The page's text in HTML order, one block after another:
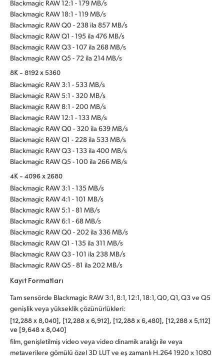
Blackmagic RAW 12:1 - 179 MB/s
Blackmagic RAW 18:1 - 119 MB/s
Blackmagic RAW Q0 - 238 ila 857 MB/s
Blackmagic RAW Q1 - 195 ila 476 MB/s
Blackmagic RAW Q3 - 107 ila 268 MB/s
Blackmagic RAW Q5 - 72 ila 214 MB/s
8K - 8192 x 5360
Blackmagic RAW 3:1 - 533 MB/s
Blackmagic RAW 5:1 - 320 MB/s
Blackmagic RAW 8:1 - 200 MB/s
Blackmagic RAW 12:1 - 133 MB/s
Blackmagic RAW Q0 - 320 ila 639 MB/s
Blackmagic RAW Q1 - 228 ila 533 MB/s
Blackmagic RAW Q3 - 133 ila 400 MB/s
Blackmagic RAW Q5 - 100 ila 266 MB/s
4K - 4096 x 2680
Blackmagic RAW 3:1 - 135 MB/s
Blackmagic RAW 4:1 - 101 MB/s
Blackmagic RAW 5:1 - 81 MB/s
Blackmagic RAW 6:1 - 68 MB/s
Blackmagic RAW Q0 - 202 ila 336 MB/s
Blackmagic RAW Q1 - 135 ila 311 MB/s
Blackmagic RAW Q3 - 101 ila 238 MB/s
Blackmagic RAW Q5 - 81 ila 202 MB/s
Kayıt Formatları
Tam sensörde Blackmagic RAW 3:1, 8:1, 12:1, 18:1, Q0, Q1, Q3 ve Q5
genişlik veya yükseklik çözünürlükleri:
[12,288 x 8,040], [12,288 x 6,912], [12,288 x 6,480], [12,288 x 5,112]
ve [9,648 x 8,040]
film, genişletilmiş video veya video dinamik aralığı ile veya
metaverilere gömülü özel 3D LUT ve eş zamanlı H.264 1920 x 1080